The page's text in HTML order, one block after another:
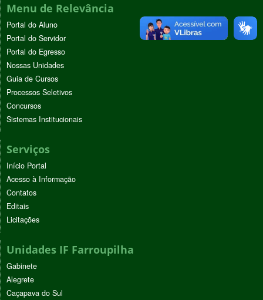
Menu de Relevância
Portal do Aluno
Portal do Servidor
Portal do Egresso
Nossas Unidades
Guia de Cursos
Processos Seletivos
Concursos
Sistemas Institucionais
Serviços
Início Portal
Acesso à Informação
Contatos
Editais
Licitações
Unidades IF Farroupilha
Gabinete
Alegrete
Caçapava do Sul